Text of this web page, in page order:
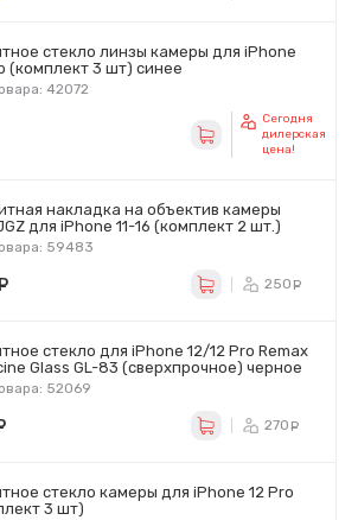
стекло линзы камеры для iPhone
(комплект 3 шт) синее
42072
Сегодня
дилерская
цена!
накладка на объектив камеры
для iPhone 11-16 (комплект 2 шт.)
59483
250
стекло для iPhone 12/12 Pro Remax
Glass GL-83 (сверхпрочное) черное
52069
270
стекло камеры для iPhone 12 Pro
3 шт)